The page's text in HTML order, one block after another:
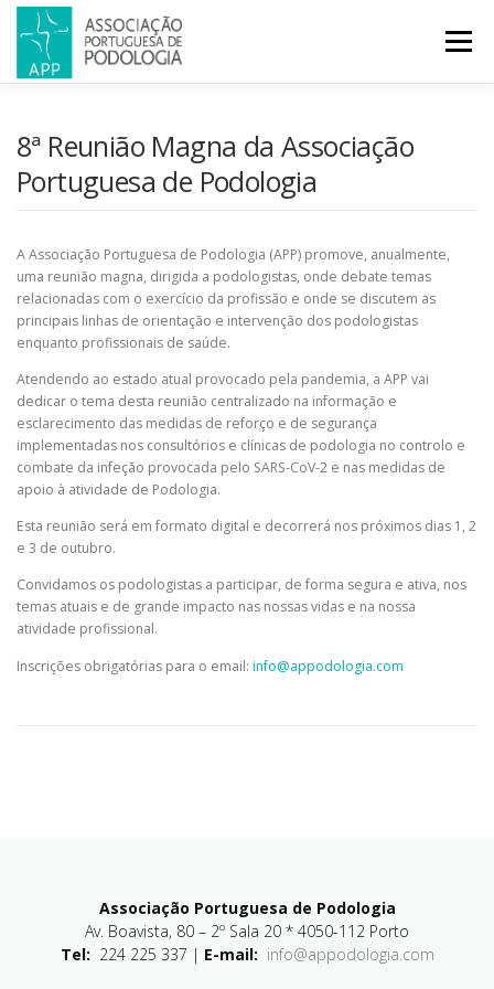
Menu
CONGRESSOS REVISTA CONTACTOS
8ª Reunião Magna da Associação
Portuguesa de Podologia
A Associação Portuguesa de Podologia (APP) promove, anualmente,
uma reunião magna, dirigida a podologistas, onde debate temas
relacionadas com o exercício da profissão e onde se discutem as
principais linhas de orientação e intervenção dos podologistas
enquanto profissionais de saúde.
Atendendo ao estado atual provocado pela pandemia, a APP vai
dedicar o tema desta reunião centralizado na informação e
esclarecimento das medidas de reforço e de segurança
implementadas nos consultórios e clínicas de podologia no controlo e
combate da infeção provocada pelo SARS-CoV-2 e nas medidas de
apoio à atividade de Podologia.
Esta reunião será em formato digital e decorrerá nos próximos dias 1, 2
e 3 de outubro.
Convidamos os podologistas a participar, de forma segura e ativa, nos
temas atuais e de grande impacto nas nossas vidas e na nossa
atividade profissional.
Inscrições obrigatórias para o email: info@appodologia.com
Associação Portuguesa de Podologia
Av. Boavista, 80 – 2º Sala 20 * 4050-112 Porto
Tel: 224 225 337 | E-mail: info@appodologia.com